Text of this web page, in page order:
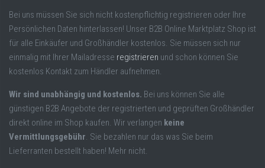
Bei uns müssen Sie sich nicht kostenpflichtig registrieren oder Ihre
Persönlichen Daten hinterlassen! Unser B2B Online Marktplatz Shop ist
für alle Einkäufer und Großhändler kostenlos. Sie müssen sich nur
einmalig mit Ihrer Mailadresse registrieren und schon können Sie
kostenlos Kontakt zum Händler aufnehmen.
Wir sind unabhängig und kostenlos. Bei uns können Sie alle
günstigen B2B Angebote der registrierten und geprüften Großhändler
direkt online im Shop kaufen. Wir verlangen keine
Vermittlungsgebühr. Sie bezahlen nur das was Sie beim
Lieferranten bestellt haben! Mehr nicht.